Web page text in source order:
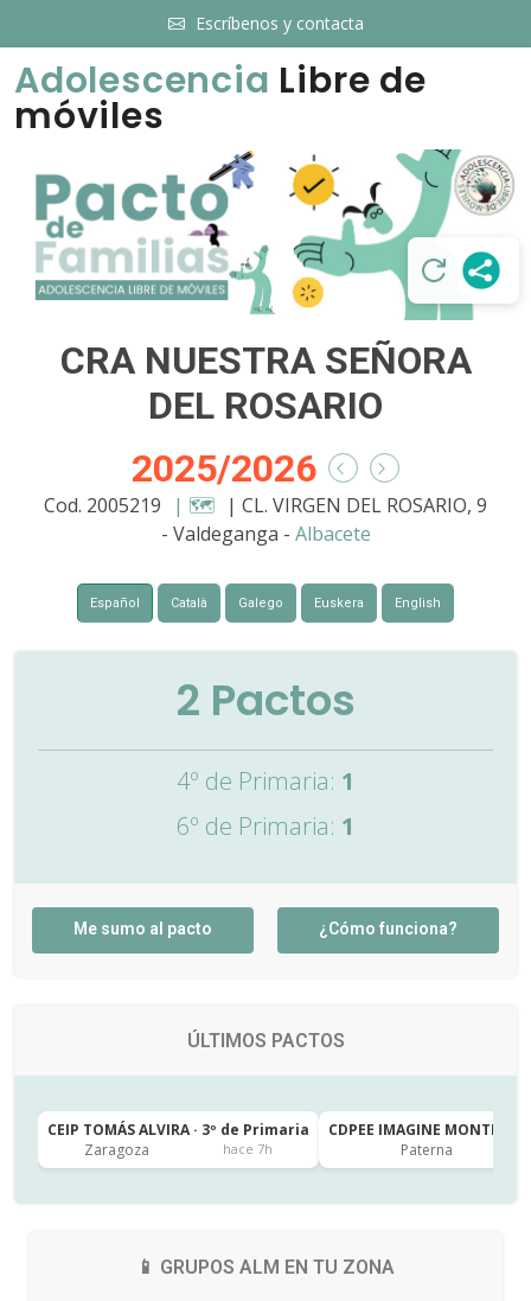
Escríbenos y contacta
Adolescencia Libre de
móviles
CRA NUESTRA SEÑORA
DEL ROSARIO
2025/2026
Cod. 2005219 | 🗺️ | CL. VIRGEN DEL ROSARIO, 9
- Valdeganga - Albacete
Español Català Galego Euskera English
2 Pactos
4º de Primaria: 1
6º de Primaria: 1
Me sumo al pacto ¿Cómo funciona?
ÚLTIMOS PACTOS
CEIP TOMÁS ALVIRA · 3º de Primaria
Zaragoza
hace 7h
CDPEE IMAGINE
Paterna
📱 GRUPOS ALM EN TU ZONA